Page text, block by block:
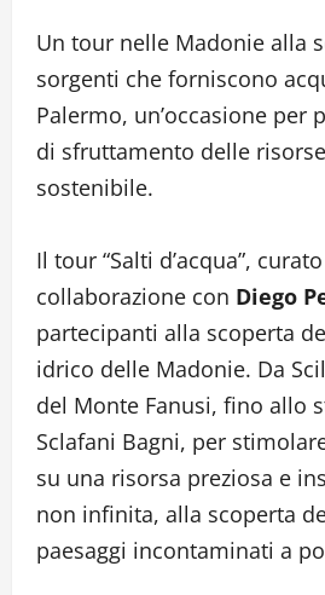
Un tour nelle Madonie alla
sorgenti che forniscono
Palermo, un’occasione per
di sfruttamento delle
sostenibile.
Il tour “Salti d’acqua”,
collaborazione con Diego
partecipanti alla scoperta
idrico delle Madonie. Da
del Monte Fanusi, fino allo
Sclafani Bagni, per
su una risorsa preziosa e
non infinita, alla scoperta
paesaggi incontaminati a